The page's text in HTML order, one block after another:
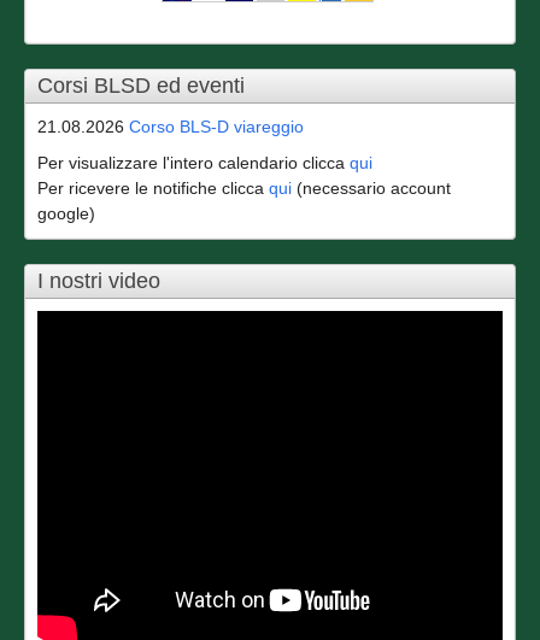
Corsi BLSD ed eventi
21.08.2026 Corso BLS-D viareggio
Per visualizzare l'intero calendario clicca qui
Per ricevere le notifiche clicca qui (necessario account
google)
I nostri video